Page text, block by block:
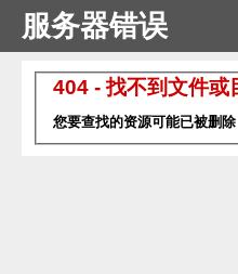
服务器错误
404 - 找不到文件或
您要查找的资源可能已被删